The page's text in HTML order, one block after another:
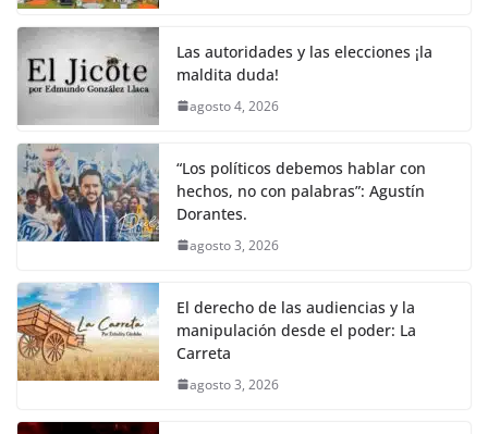
Las autoridades y las elecciones ¡la
maldita duda!
agosto 4, 2026
“Los políticos debemos hablar con
hechos, no con palabras”: Agustín
Dorantes.
agosto 3, 2026
El derecho de las audiencias y la
manipulación desde el poder: La
Carreta
agosto 3, 2026